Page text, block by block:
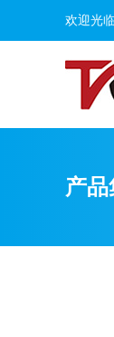
欢迎光
产